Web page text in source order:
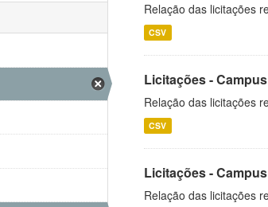
Relação das licitações
CSV
Licitações -
Relação das licitações
CSV
Licitações -
Relação das licitações